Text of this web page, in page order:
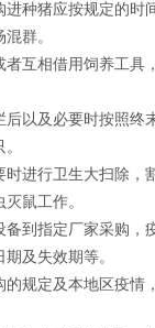
猪应按规定的时
群。
相借用饲养工具
及必要时按照终
行卫生大扫除，
鼠工作。
指定厂家采购，
及失效期等。
定及本地区疫情